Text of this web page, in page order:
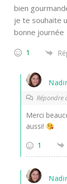
bien
je te souhaite
bonne journée
1
Répondre
Merci
aussi!
1